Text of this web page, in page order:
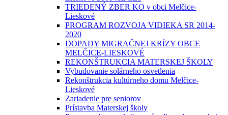
TRIEDENÝ ZBER KO v obci Melčice-
Lieskové
PROGRAM ROZVOJA VIDIEKA SR 2014-
2020
DOPADY MIGRAČNEJ KRÍZY OBCE
MELČICE-LIESKOVÉ
REKONŠTRUKCIA MATERSKEJ ŠKOLY
Vybudovanie solárneho osvetlenia
Rekonštrukcia kultúrneho domu Melčice-
Lieskové
Zariadenie pre seniorov
Prístavba Materskej školy